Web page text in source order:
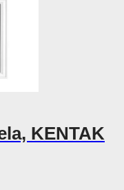
KENTAK